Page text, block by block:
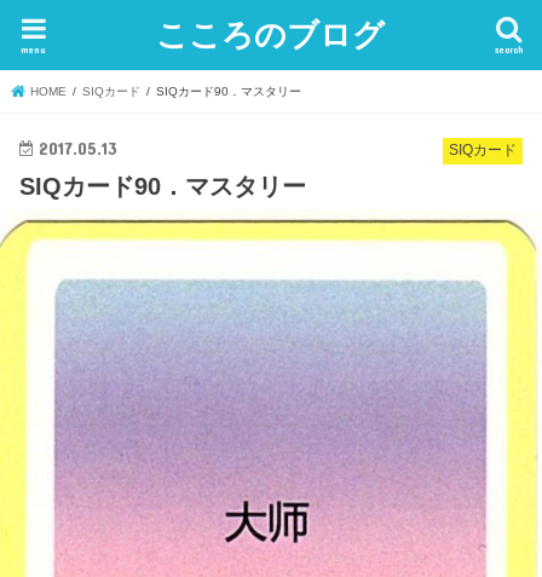
こころのブログ search
menu
HOME SIQカード SIQカード90．マスタリー
SIQカード
2017.05.13
SIQカード90．マスタリー